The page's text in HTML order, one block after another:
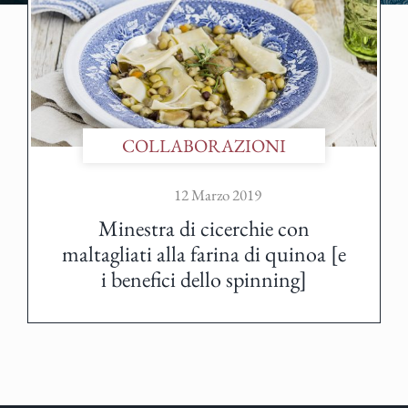
COLLABORAZIONI
12 Marzo 2019
Minestra di cicerchie con
maltagliati alla farina di quinoa [e
i benefici dello spinning]